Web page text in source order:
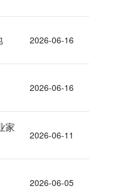
2026-06-16
2026-06-16
家
2026-06-11
2026-06-05